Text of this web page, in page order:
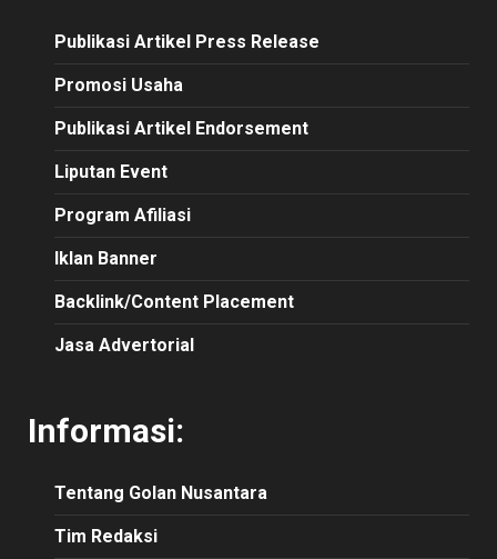
Publikasi Artikel Press Release
Promosi Usaha
Publikasi Artikel Endorsement
Liputan Event
Program Afiliasi
Iklan Banner
Backlink/Content Placement
Jasa Advertorial
Informasi:
Tentang Golan Nusantara
Tim Redaksi